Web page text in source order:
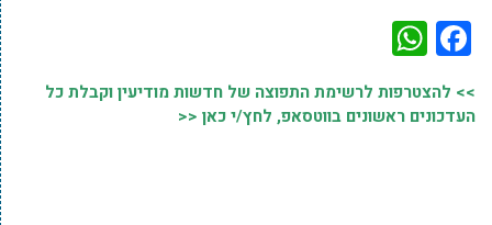
Facebook
>> להצטרפות לרשימת התפוצה של חדשות מודיעין וקבלת כל
העדכונים ראשונים בווטסאפ, לחץ/י כאן <<